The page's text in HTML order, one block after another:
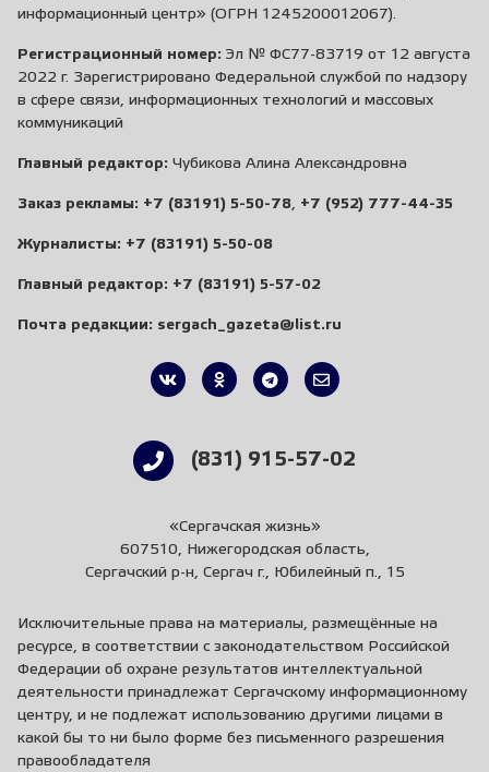
информационный центр» (ОГРН 1245200012067).
Регистрационный номер: Эл № ФС77-83719 от 12 августа
2022 г. Зарегистрировано Федеральной службой по надзору
в сфере связи, информационных технологий и массовых
коммуникаций
Главный редактор: Чубикова Алина Александровна
Заказ рекламы: +7 (83191) 5-50-78 +7 (952) 777-44-35
Журналисты: +7 (83191) 5-50-08
Главный редактор: +7 (83191) 5-57-02
Почта редакции: sergach_gazeta@list.ru
(831) 915-57-02
«Сергачская жизнь»
607510, Нижегородская область,
Сергачский р-н, Сергач г., Юбилейный п., 15
Исключительные права на материалы, размещённые на
ресурсе, в соответствии с законодательством Российской
Федерации об охране результатов интеллектуальной
деятельности принадлежат Сергачскому информационному
центру, и не подлежат использованию другими лицами в
какой бы то ни было форме без письменного разрешения
правообладателя